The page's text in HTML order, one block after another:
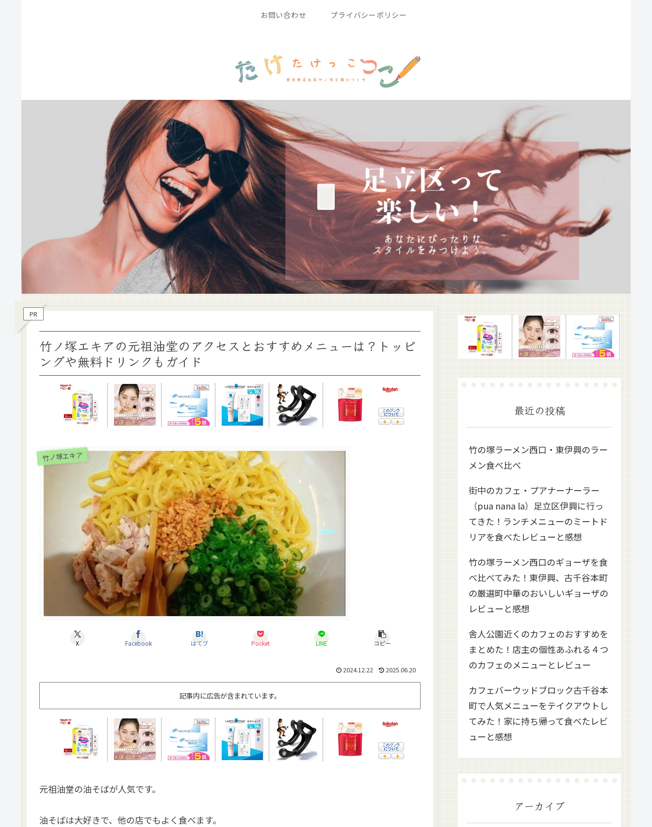
お問い合わせ プライバシーポリシー
PR
竹ノ塚エキアの元祖油堂のアクセスとおすすめメニューは？トッピ
ングや無料ドリンクもガイド
竹ノ塚エキア
X Facebook はてブ Pocket LINE コピー
2024.12.22 2025.06.20
記事内に広告が含まれています。
元祖油堂の油そばが人気です。
油そばは大好きで、他の店でもよく食べます。
最近の投稿
竹の塚ラーメン西口・東伊興のラー
メン食べ比べ
街中のカフェ・プアナーナーラー
（pua nana la）足立区伊興に行っ
てきた！ランチメニューのミートド
リアを食べたレビューと感想
竹の塚ラーメン西口のギョーザを食
べ比べてみた！東伊興、古千谷本町
の厳選町中華のおいしいギョーザの
レビューと感想
舎人公園近くのカフェのおすすめを
まとめた！店主の個性あふれる４つ
のカフェのメニューとレビュー
カフェバーウッドブロック古千谷本
町で人気メニューをテイクアウトし
てみた！家に持ち帰って食べたレビ
ューと感想
アーカイブ